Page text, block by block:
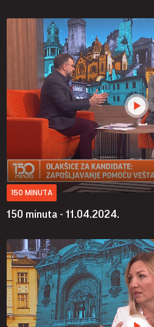
150 MINUTA
150 minuta - 11.04.2024.